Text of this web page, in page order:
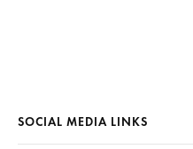
SOCIAL MEDIA LINKS